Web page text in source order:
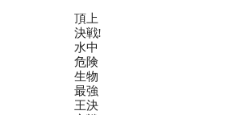
頂上
決戦!
水中
危険
生物
最強
王決